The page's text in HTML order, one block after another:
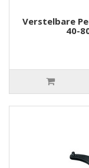
Verstelbare
40-